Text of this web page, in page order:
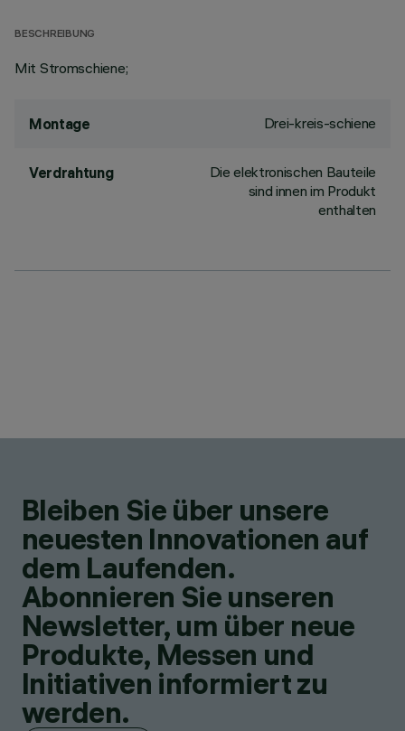
BESCHREIBUNG
Mit Stromschiene;
Montage Drei-kreis-schiene
Verdrahtung
Die elektronischen Bauteile
sind innen im Produkt
enthalten
Bleiben Sie über unsere
neuesten Innovationen auf
dem Laufenden.
Abonnieren Sie unseren
Newsletter, um über neue
Produkte, Messen und
Initiativen informiert zu
werden.